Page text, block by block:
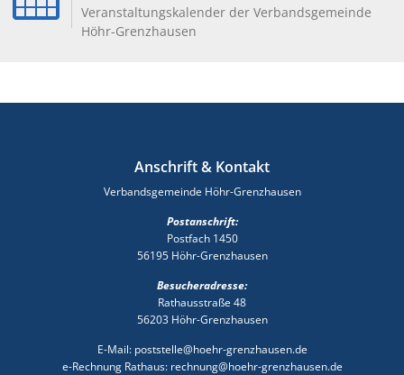
Veranstaltungskalender der Verbandsgemeinde
Höhr-Grenzhausen
Anschrift & Kontakt
Verbandsgemeinde Höhr-Grenzhausen
Postanschrift:
Postfach 1450
56195 Höhr-Grenzhausen
Besucheradresse:
Rathausstraße 48
56203 Höhr-Grenzhausen
E-Mail: poststelle@hoehr-grenzhausen.de
e-Rechnung Rathaus: rechnung@hoehr-grenzhausen.de